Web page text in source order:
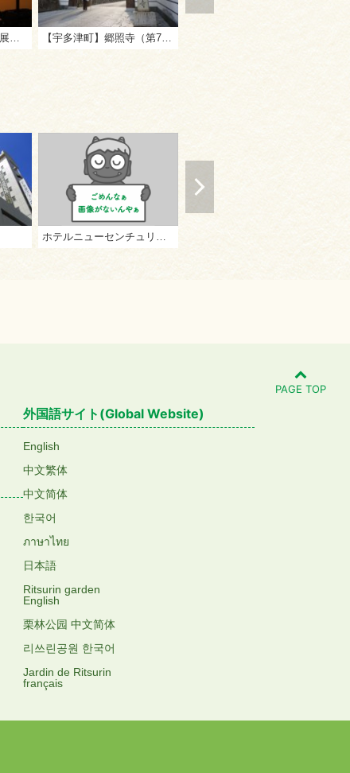
ホテルニューセンチュリー坂出
PAGE TOP
外国語サイト(Global Website)
English
中文繁体
中文简体
한국어
ภาษาไทย
日本語
Ritsurin garden
English
栗林公园 中文简体
리쓰린공원 한국어
Jardin de Ritsurin
français